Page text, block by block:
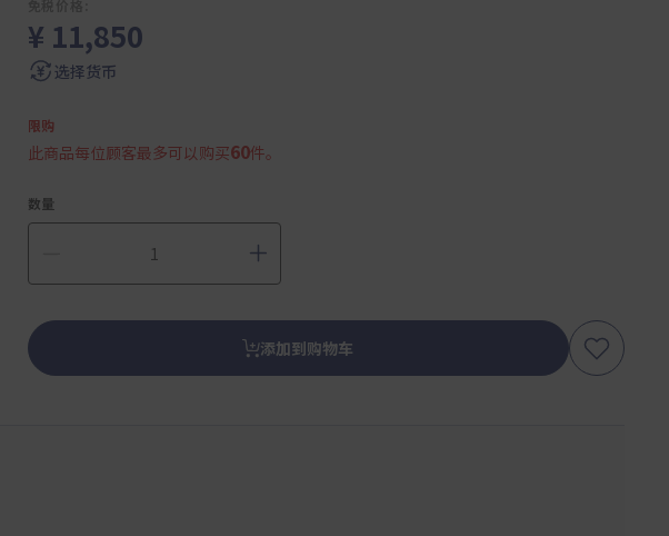
¥ 11,850
选择货币
限购
此商品每位顾客最多可以购买60件。
数量
添加到购物车